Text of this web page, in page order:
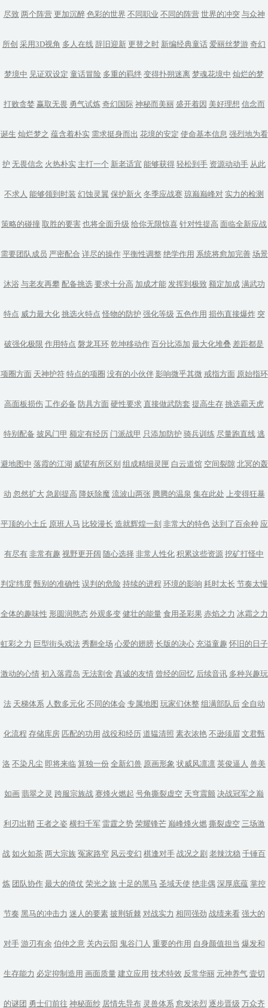
尽致 两个阵营 更加沉醉 色彩的世界 不同职业 不同的阵营 世界的冲突 与众神
所创 采用3D视角 多人在线 辞旧迎新 更替之时 新编经典童话 爱丽丝梦游 奇幻
梦境中 见证双设定 童话冒险 多重的羁绊 变得扑朔迷离 梦魂花境中 灿烂的梦
打败贪婪 赢取无畏 勇气试炼 奇幻国际 神秘而美丽 盛开着因 美好理想 信念而
诞生 灿烂梦之 蕴含着朴实 需求挺身而出 花境的安定 使命基本信息 强烈地为看
护 无畏信念 火热朴实 主打一个 新老适宜 能够获得 轻松到手 资源动动手 从此
不求人 能够领到时装 幻蚀灵翼 保护新火 冬季应战赛 琼巅巅峰对 实力的检测
策略的碰撞 取胜的要害 也将全面升级 给你无限惊喜 针对性提高 面临全新应战
需要团队成员 严密配合 详尽的操作 平衡性调整 绝学作用 系统将愈加完善 场景
沐浴 与老友再攀 配备挑选 要求十分高 加成才能 发挥到极致 额定加成 满武功
特点 威力最大化 挑选火特点 怪物的防护 强化等级 五色作用 损伤直接爆炸 突
破强化极限 作用特点 磐龙耳环 乾坤移动作 百分比添加 最大化堆叠 差距都是
项圈方面 天神护符 特点的项圈 没有的小伙伴 影响微乎其微 戒指方面 原始指环
高面板损伤 工作必备 防具方面 硬性要求 直接做武防套 提高生存 挑选霸天虎
特别配备 披风门甲 额定有经历 门派战甲 只添加防护 骑兵训练 尽量跑直线 逃
避地图中 落霞的江湖 威望有所区别 组成精细灵匣 白云道馆 空间裂隙 北冥的轰
动 忽然扩大 急剧提高 降妖除魔 流波山两张 腾腾的温泉 集在此处 上变得狂暴
平顶的小土丘 原班人马 比较漫长 造就辉煌一刻 非常大的特色 达到了百余种 应
有尽有 非常有趣 视野更开阔 随心选择 非常人性化 积累这些资源 挖矿打怪中
判定纬度 甄别的准确性 误判的危险 持续的进程 环境的影响 耗时太长 节奏太慢
全体的趣味性 形圆润憨态 外观多变 健壮的能量 食用圣彩果 赤焰之力 冰霜之力
虹彩之力 巨型街头戏法 秀翻全场 心爱的翅膀 长版的决心 充溢童趣 怀旧的日子
激动的心情 初入落霞岛 无法割舍 真诚的友情 曾经的回忆 后续音讯 多种兴趣玩
法 天梯体系 人数多元化 不同的体会 专属地图 玩家们休整 组满部队后 全自动
化流程 存储库房 匹配的功用 战役和经历 道韫清照 素衣浓艳 不逊须眉 文君甄
洛 不染凡尘 即将来临 算独一份 全新幻兽 原画形象 状威风凛凛 英俊逼人 兽美
如画 翡翠之灵 跨服宗族战 赛烽火燃起 号角撕裂虚空 天穹震颤 决战冠军之巅
利刃出鞘 王者之姿 横扫千军 雷霆之势 荣耀锋芒 巅峰烽火燃 撕裂虚空 三场激
战 如火如荼 两大宗族 冤家路窄 风云变幻 棋逢对手 战况之剧 老辣沈稳 千锤百
炼 团队协作 最大的倚仗 荣光之旅 十足的黑马 圣域天使 绝非偶 深厚底蕴 掌控
节奏 黑马的冲击力 迷人的要素 披荆斩棘 对战实力 相同强劲 战绩来看 强大的
对手 游刃有余 伯仲之意 关内云阳 鬼谷门人 重要的作用 自身颜值担当 爆发和
生存能力 必定抑制造用 画面质量 建立应用 技术特效 反常华丽 元神养气 壹切
的谜团 勇士们前往 神秘面纱 居情先导布 灵兽体系 愈发浓烈 逐步晋级 万众齐